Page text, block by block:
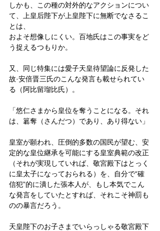
しかも、この種の対外的なアクションについ
て、上皇后陛下が上皇陛下に無断でなさるこ
とは、
およそ想像しにくい。百地氏はこの事実をど
う捉えるつもりか。
又、同じ特集には愛子天皇待望論に反発した
故·安倍晋三氏のこんな発言も載せられてい
る（阿比留瑠比氏）。
「悠仁さまから皇位を奪うことになる。それ
は、簒奪（さんだつ）であり、あり得ない」
皇室が願われ、圧倒的多数の国民が望む、安
定的な皇位継承を可能にする皇室典範の改正
（それが実現していれば、敬宮殿下はとっく
に皇太子になっておられる）を、自分で“確
信犯”的に潰した張本人が、もし本気でこん
な発言をしていたとすれば、それこそ神罰も
のの暴言だろう。
天皇陛下のお子さまでいらっしゃる敬宮殿下